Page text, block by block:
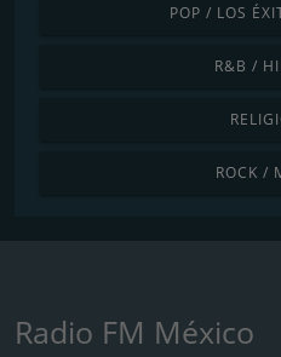
POP / LOS
R&B /
ROCK /
Radio FM México